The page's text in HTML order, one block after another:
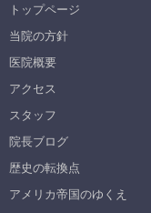
トップページ
当院の方針
医院概要
アクセス
スタッフ
院長ブログ
歴史の転換点
アメリカ帝国のゆくえ